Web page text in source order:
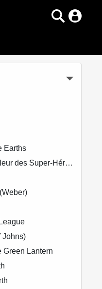
Earths
des Super-Héros
Johns)
Green Lantern